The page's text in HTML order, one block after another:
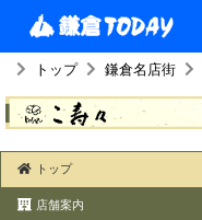
トップ 鎌倉名店街
トップ
店舗案内